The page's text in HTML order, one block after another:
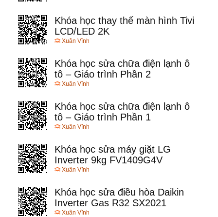
Khóa học thay thế màn hình Tivi
LCD/LED 2K
Xuân Vĩnh
Khóa học sửa chữa điện lạnh ô
tô – Giáo trình Phần 2
Xuân Vĩnh
Khóa học sửa chữa điện lạnh ô
tô – Giáo trình Phần 1
Xuân Vĩnh
Khóa học sửa máy giặt LG
Inverter 9kg FV1409G4V
Xuân Vĩnh
Khóa học sửa điều hòa Daikin
Inverter Gas R32 SX2021
Xuân Vĩnh